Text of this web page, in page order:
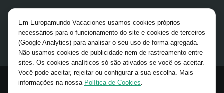
X/Twitter
Pinterest
© 2026 Europamundo. All rights reserved.
Em Europamundo Vacaciones usamos cookies próprios
necessários para o funcionamento do site e cookies de terceiros
(Google Analytics) para analisar o seu uso de forma agregada.
Não usamos cookies de publicidade nem de rastreamento entre
sites. Os cookies analíticos só são ativados se você os aceitar.
Você pode aceitar, rejeitar ou configurar a sua escolha. Mais
informações na nossa Política de Cookies.